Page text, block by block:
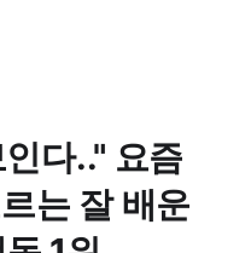
다.." 요즘
는 잘 배운